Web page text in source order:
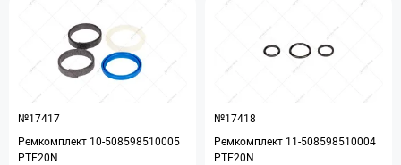
№17417
Ремкомплект 10-508598510005
PTE20N
№17418
Ремкомплект 11-508598510004
PTE20N